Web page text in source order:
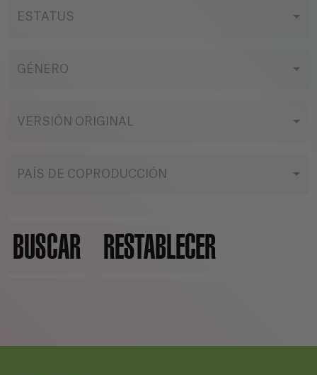
ESTATUS
GÉNERO
VERSIÓN ORIGINAL
PAÍS DE COPRODUCCIÓN
BUSCAR RESTABLECER